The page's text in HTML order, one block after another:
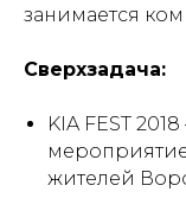
занимается
Сверхзадача:
KIA FEST
жителей